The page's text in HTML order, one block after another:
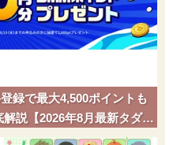
録で最大4,500ポイントも
説【2026年8月最新タダポ